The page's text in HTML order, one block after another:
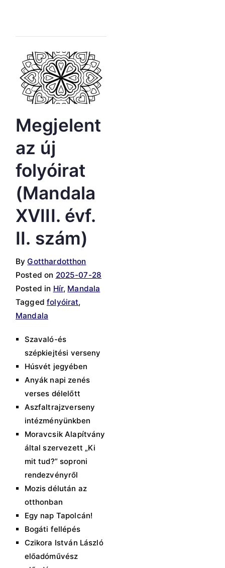
Megjelent
az új
folyóirat
(Mandala
XVIII. évf.
II. szám)
ByGotthardotthon
Posted on 2025-07-28
Posted in Hír, Mandala
Taggedfolyóirat,
Mandala
Szavaló-és
szépkiejtési verseny
Húsvét jegyében
Anyák napi zenés
verses délelőtt
Aszfaltrajzverseny
intézményünkben
Moravcsik Alapítvány
által szervezett „Ki
mit tud?” soproni
rendezvényről
Mozis délután az
otthonban
Egy nap Tapolcán!
Bogáti fellépés
Czikora István László
előadóművész